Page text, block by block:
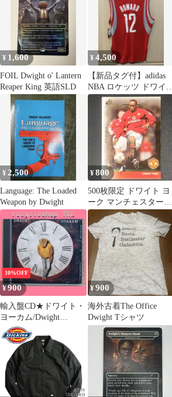
¥ 1,600
FOIL Dwight o' Lantern
Reaper King 英語SLD
¥4,500
【新品タグ付】adidas
NBA ロケッツ ドワイ
ト・ハワード M
¥2,500
Language: The Loaded
Weapon by Dwight
¥800
500枚限定 ドワイト ヨ
ーク マンチェスターユ
ナイテッド Upper Deck
10%OFF
¥900
輸入盤CD★ドワイト・
ヨーカム/Dwight
Yoakam■ This Time
【9452412/00936245241
20】I03027
¥900
海外古着The Office
Dwight Tシャツ